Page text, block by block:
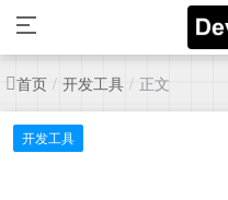
首页 / 开发工具 / 正文
开发工具